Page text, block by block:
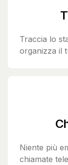
Traccia lo
organizza il
Niente più
chiamate